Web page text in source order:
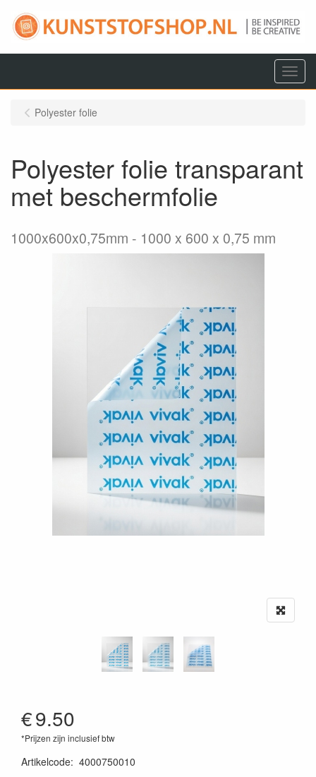
Menu
Polyester folie
Polyester folie transparant
met beschermfolie
1000x600x0,75mm 1000 x 600 x 0,75 mm
€9.50
*Prijzen zijn inclusief btw
Artikelcode: 4000750010